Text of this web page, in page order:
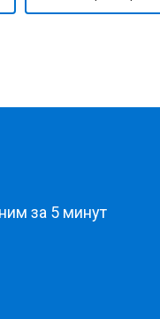
за 5 минут